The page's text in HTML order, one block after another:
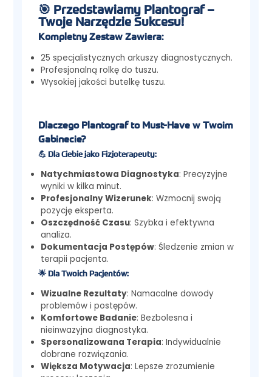
🎯 Przedstawiamy Plantograf –
Twoje Narzędzie Sukcesu!
Kompletny Zestaw Zawiera:
25 specjalistycznych arkuszy diagnostycznych.
Profesjonalną rolkę do tuszu.
Wysokiej jakości butelkę tuszu.
Dlaczego Plantograf to Must-Have w Twoim
Gabinecie?
💪 Dla Ciebie jako Fizjoterapeuty:
Natychmiastowa Diagnostyka: Precyzyjne
wyniki w kilka minut.
Profesjonalny Wizerunek: Wzmocnij swoją
pozycję eksperta.
Oszczędność Czasu: Szybka i efektywna
analiza.
Dokumentacja Postępów: Śledzenie zmian w
terapii pacjenta.
🌟 Dla Twoich Pacjentów:
Wizualne Rezultaty: Namacalne dowody
problemów i postępów.
Komfortowe Badanie: Bezbolesna i
nieinwazyjna diagnostyka.
Spersonalizowana Terapia: Indywidualnie
dobrane rozwiązania.
Większa Motywacja: Lepsze zrozumienie